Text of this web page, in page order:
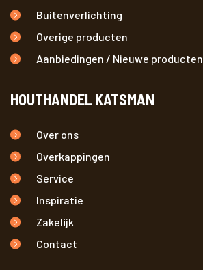
Buitenverlichting
Overige producten
Aanbiedingen / Nieuwe producten
HOUTHANDEL KATSMAN
Over ons
Overkappingen
Service
Inspiratie
Zakelijk
Contact